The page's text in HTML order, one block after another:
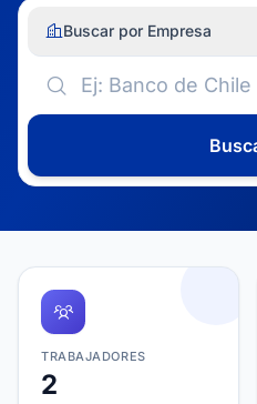
Buscar por Empresa
TRABAJADORES
2